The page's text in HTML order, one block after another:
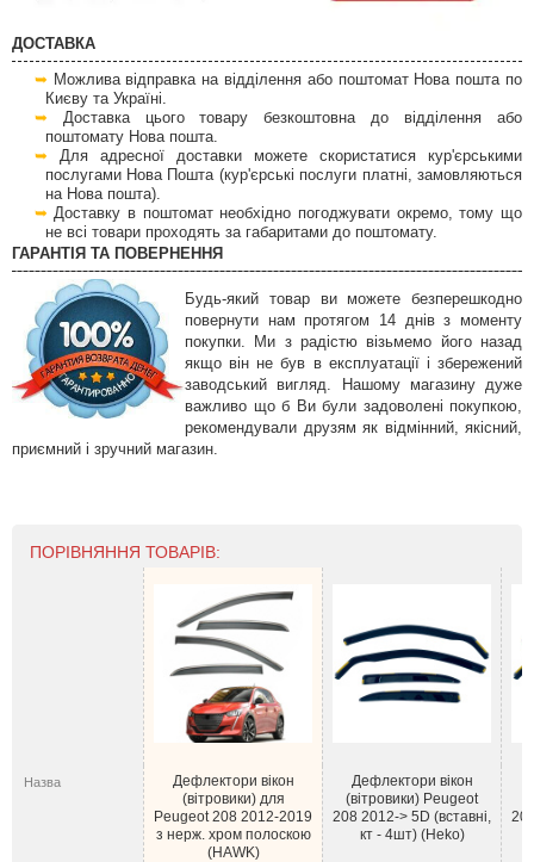
ДОСТАВКА
Можлива відправка на відділення або поштомат Нова пошта по
Києву та Україні.
Доставка цього товару безкоштовна до відділення або
поштомату Нова пошта.
Для адресної доставки можете скористатися кур'єрськими
послугами Нова Пошта (кур'єрські послуги платні, замовляються
на Нова пошта).
Доставку в поштомат необхідно погоджувати окремо, тому що
не всі товари проходять за габаритами до поштомату.
ГАРАНТІЯ ТА ПОВЕРНЕННЯ
Будь-який товар ви можете безперешкодно
повернути нам протягом 14 днів з моменту
покупки. Ми з радістю візьмемо його назад
якщо він не був в експлуатації і збережений
заводський вигляд. Нашому магазину дуже
важливо що б Ви були задоволені покупкою,
рекомендували друзям як відмінний, якісний,
приємний і зручний магазин.
ПОРІВНЯННЯ ТОВАРІВ:
Назва
Дефлектори вікон
(вітровики) для
Peugeot 208 2012-2019
з нерж. хром полоскою
(HAWK)
Дефлектори вікон
(вітровики) Peugeot
208 2012-> 5D (вставні,
кт - 4шт) (Heko)